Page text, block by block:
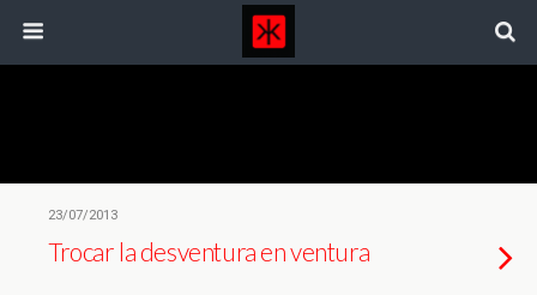
23/07/2013
Trocar la desventura en ventura